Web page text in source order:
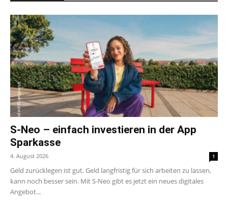
S-Neo – einfach investieren in der App
Sparkasse
4. August 2026 1
Geld zurücklegen ist gut. Geld langfristig für sich arbeiten zu lassen,
kann noch besser sein. Mit S-Neo gibt es jetzt ein neues digitales
Angebot...